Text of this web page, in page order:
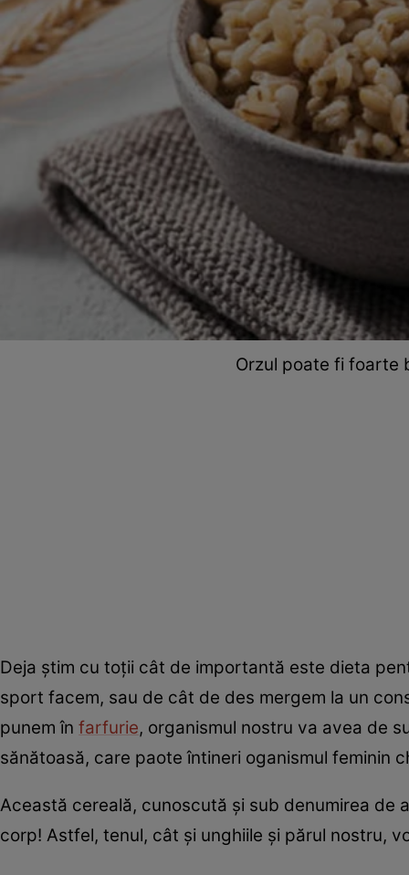
Orzul poate fi foarte
Deja știm cu toții cât de importantă este dieta
sport facem, sau de cât de des mergem la un
punem în farfurie, organismul nostru va avea de
sănătoasă, care paote întineri oganismul feminin
Această cereală, cunoscută și sub denumirea
corp! Astfel, tenul, cât și unghiile și părul nostru,